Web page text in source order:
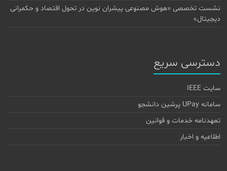
نشست تخصصی «هوش مصنوعی پیشران نوین در تحول اقتصاد و حکمرانی
دیجیتال»
دسترسی سریع
سایت IEEE
سامانه UPay پرشین دانشجو
تعهدنامه خدمات و قوانین
اطلاعیه و اخبار